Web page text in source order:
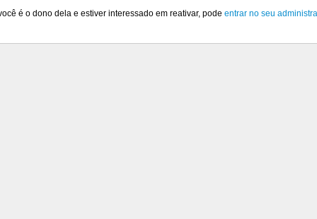
é o dono dela e estiver interessado em reativar, pode entrar no seu